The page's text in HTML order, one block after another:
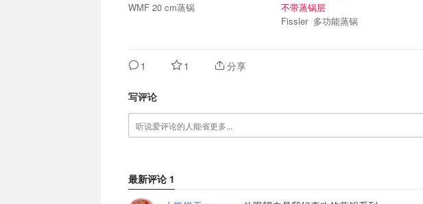
WMF 20 cm蒸锅
不带蒸锅层
Fissler 多功能蒸锅
1 1 分享
写评论
最新评论 1